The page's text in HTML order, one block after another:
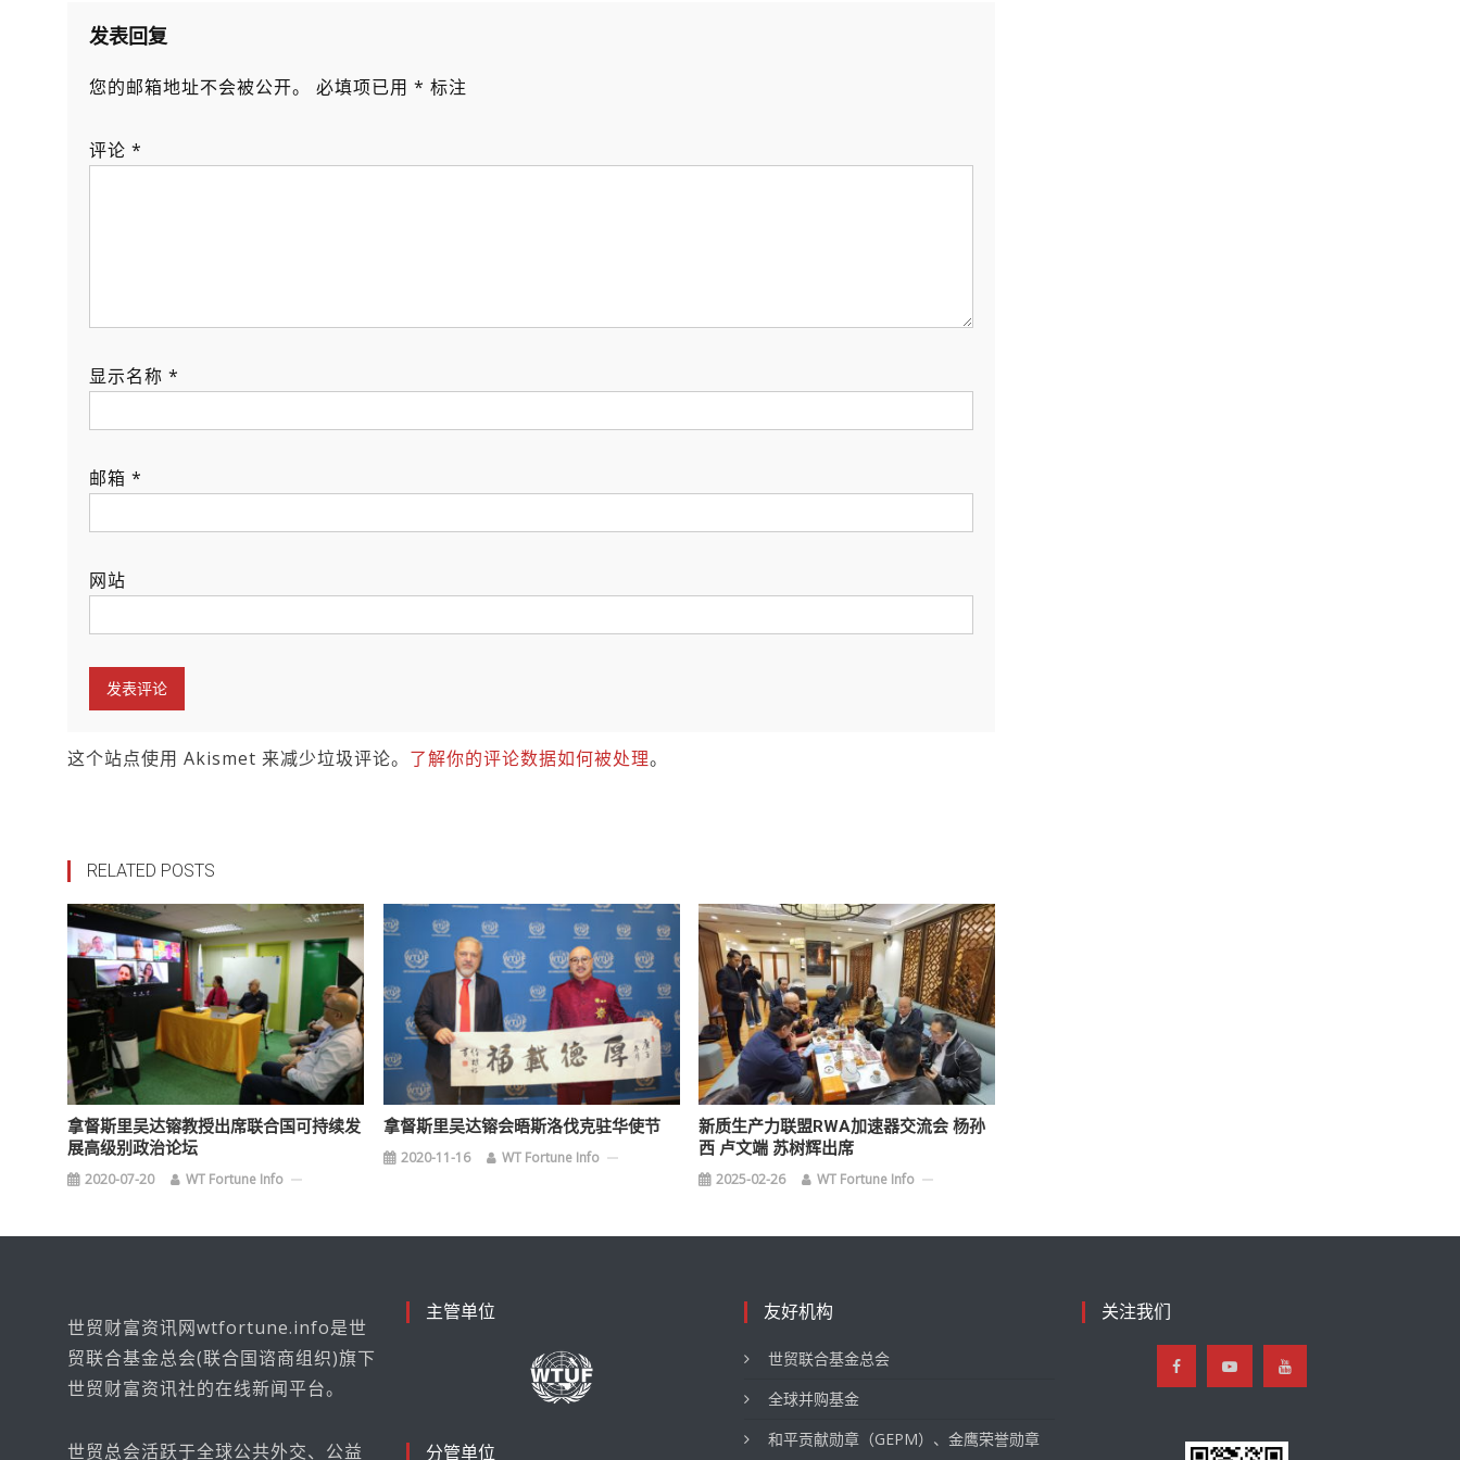
航发表回复
您的邮箱地址不会被公开。 必填项已用 * 标注
评论 *
显示名称 *
邮箱 *
网站
这个站点使用 Akismet 来减少垃圾评论。 了解你的评论数据如何被处理。
RELATED POSTS
拿督斯里吴达镕教授出席联合国可持续发
展高级别政治论坛
2020-07-20 WT Fortune Info
拿督斯里吴达镕会晤斯洛伐克驻华使节
2020-11-16 WT Fortune Info
新质生产力联盟RWA加速器交流会 杨孙
西 卢文端 苏树辉出席
2025-02-26 WT Fortune Info
世贸财富资讯网wtfortune.info是世
贸联合基金总会(联合国谘商组织)旗下
世贸财富资讯社的在线新闻平台。
世贸总会活跃于全球公共外交、公益
主管单位
分管单位
友好机构
世贸联合基金总会
全球并购基金
和平贡献勋章（GEPM）、金鹰荣誉勋章
关注我们